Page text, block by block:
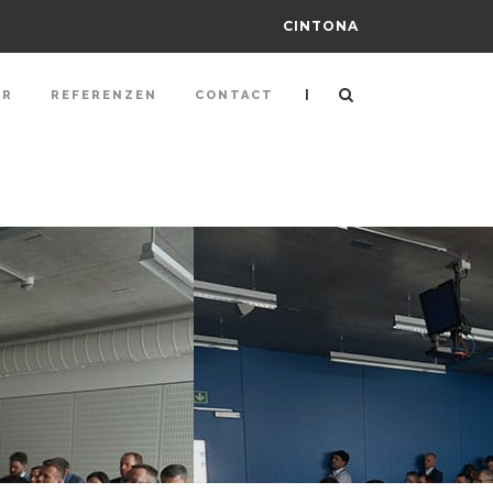
CINTONA
REFERENZEN CONTACT |